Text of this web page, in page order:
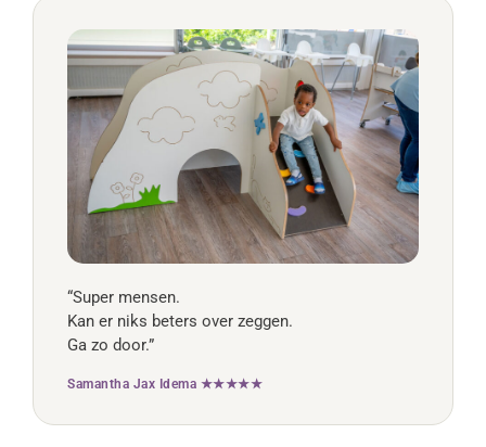
“Super mensen.
Kan er niks beters over zeggen.
Ga zo door.”
Samantha Jax Idema ★★★★★